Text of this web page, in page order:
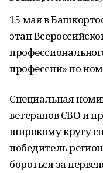
15 мая в
этап
профессии» по
Специальная
ветеранов СВО и
широкому кругу
победитель
бороться за